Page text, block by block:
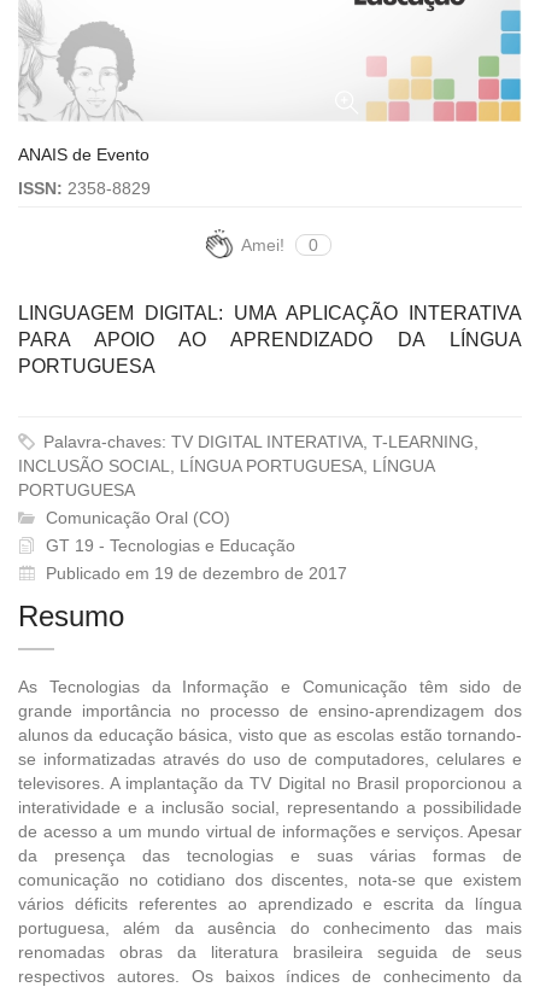
ANAIS de Evento
ISSN: 2358-8829
Amei! 0
LINGUAGEM DIGITAL: UMA APLICAÇÃO INTERATIVA
PARA APOIO AO APRENDIZADO DA LÍNGUA
PORTUGUESA
Palavra-chaves: TV DIGITAL INTERATIVA, T-LEARNING,
INCLUSÃO SOCIAL, LÍNGUA PORTUGUESA, LÍNGUA
PORTUGUESA
Comunicação Oral (CO)
GT 19 - Tecnologias e Educação
Publicado em 19 de dezembro de 2017
Resumo
As Tecnologias da Informação e Comunicação têm sido de
grande importância no processo de ensino-aprendizagem dos
alunos da educação básica, visto que as escolas estão tornando-
se informatizadas através do uso de computadores, celulares e
televisores. A implantação da TV Digital no Brasil proporcionou a
interatividade e a inclusão social, representando a possibilidade
de acesso a um mundo virtual de informações e serviços. Apesar
da presença das tecnologias e suas várias formas de
comunicação no cotidiano dos discentes, nota-se que existem
vários déficits referentes ao aprendizado e escrita da língua
portuguesa, além da ausência do conhecimento das mais
renomadas obras da literatura brasileira seguida de seus
respectivos autores. Os baixos índices de conhecimento da